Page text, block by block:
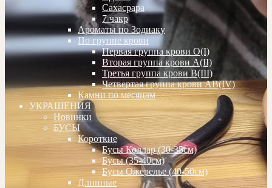
Сахасрара
7 чакр
Ароматы по Зодиаку
По группе крови
Первая группа крови О(I)
Вторая группа крови А(II)
Третья группа крови В(III)
Четвертая группа крови АВ(IV)
Камни по месяцам
УКРАШЕНИЯ
Новинки
БУСЫ
Короткие
Бусы Коллар (30-35см)
Бусы (35-40см)
Бусы Ожерелье (40-50см)
Длинные